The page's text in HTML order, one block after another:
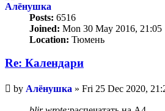
Алёнушка
Posts: 6516
Joined: Mon 30 May 2016, 21:05
Location: Тюмень
Re: Календари
Unread
post
by Алёнушка » Fri 25 Dec 2020,